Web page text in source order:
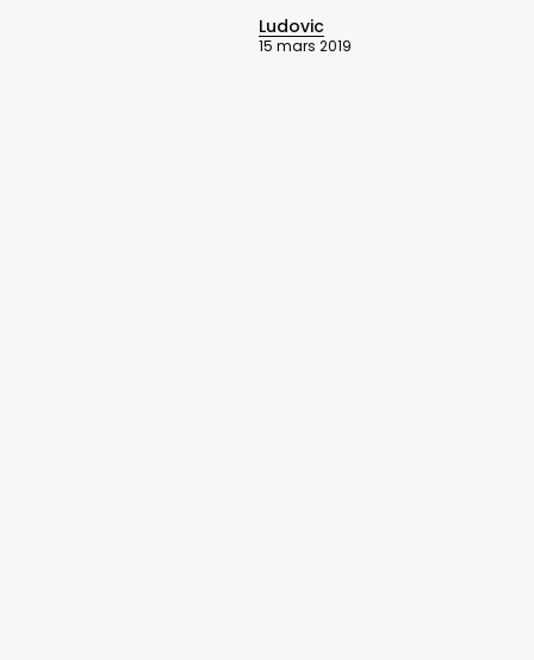
Ludovic
15 mars 2019